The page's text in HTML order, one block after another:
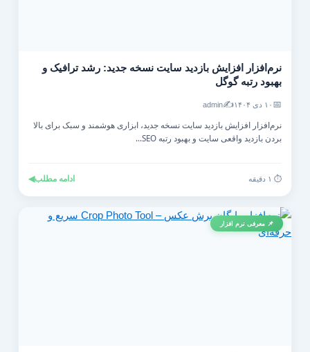
نرم‌افزار افزایش بازدید سایت نسخه جدید: رشد ترافیک و
بهبود رتبه گوگل
۱۰ دی ۱۴۰۴ ✍️
admin
نرم‌افزار افزایش بازدید سایت نسخه جدید، ابزاری هوشمند و سبک برای بالا
بردن بازدید واقعی سایت و بهبود رتبه SEO...
ادامه مطلب◀
📌 معرفی نرم افزار